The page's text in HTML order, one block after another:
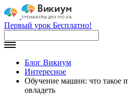
Первый урок Бесплатно!
Блог Викиум
Интересное
Обучение машин: что такое
овладеть